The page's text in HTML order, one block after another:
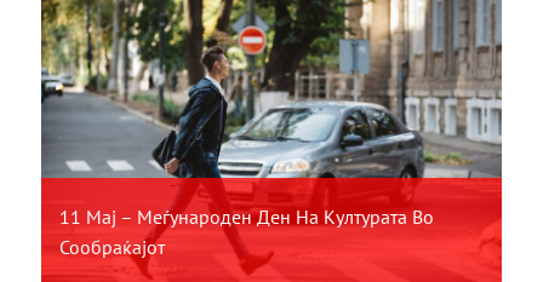
11 Мај – Меѓународен Ден На Културата Во
Сообраќајот